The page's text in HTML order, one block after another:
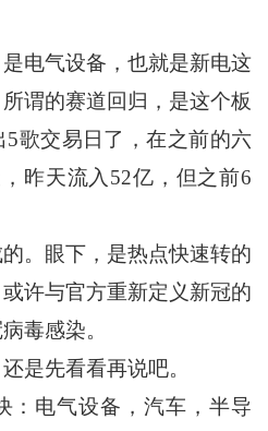
电气设备，也就是新电这
谓的赛道回归，是这个板
歌交易日了，在之前的六
昨天流入52亿，但之前6
。眼下，是热点快速转的
许与官方重新定义新冠的
毒感染。
是先看看再说吧。
：电气设备，汽车，半导